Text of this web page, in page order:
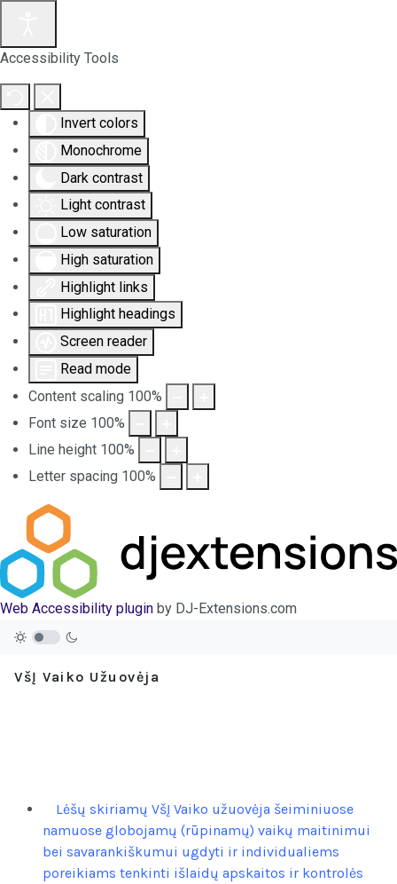
Accessibility Tools
Invert colors
Monochrome
Dark contrast
Light contrast
Low saturation
High saturation
Highlight links
Highlight headings
Screen reader
Read mode
Content scaling 100%
Font size 100%
Line height 100%
Letter spacing 100%
Web Accessibility plugin by DJ-Extensions.com
VšĮ Vaiko Užuovėja
Lėšų skiriamų VšĮ Vaiko užuovėja šeiminiuose
namuose globojamų (rūpinamų) vaikų maitinimui
bei savarankiškumui ugdyti ir individualiems
poreikiams tenkinti išlaidų apskaitos ir kontrolės